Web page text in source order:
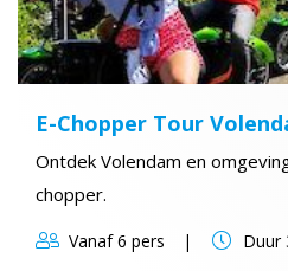
E-Chopper Tour
Ontdek Volendam en
chopper.
Vanaf6 pers Duur